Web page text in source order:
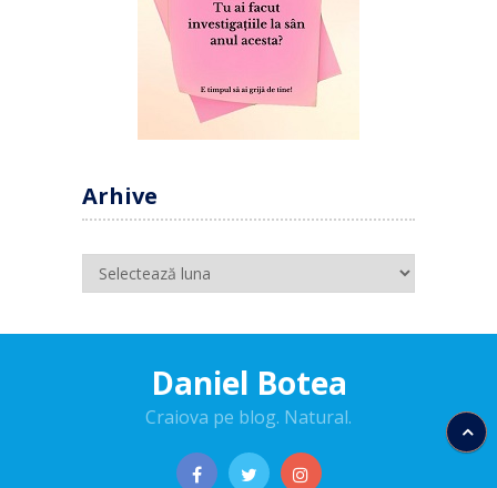
Arhive
Arhive
Daniel Botea
Craiova pe blog. Natural.